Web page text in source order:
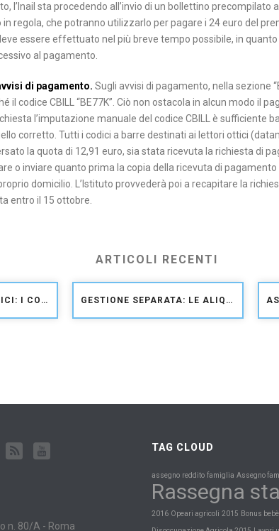
l’Inail sta procedendo all’invio di un bollettino precompilato
regola, che potranno utilizzarlo per pagare i 24 euro del
essere effettuato nel più breve tempo possibile, in
al pagamento.
di pagamento. Sugli avvisi di pagamento, nella sezione
il codice CBILL “BE77K”. Ciò non ostacola in alcun modo il
l’imputazione manuale del codice CBILL è sufficiente
corretto. Tutti i codici a barre destinati ai lettori ottici
la quota di 12,91 euro, sia stata ricevuta la richiesta di
o inviare quanto prima la copia della ricevuta di
domicilio. L’Istituto provvederà poi a recapitare la
entro il 15 ottobre.
ARTICOLI RECENTI
LAVORATORI DOMESTICI: I CONTRIBUTI DOVUTI PER IL 2026 GESTIONE SEPARATA: LE ALIQUOTE CONTRIBUTIVE PER IL 2026
n. 80/A - Roma
TAG CLOUD
assegno reddito famiglia Assegno
Rassegna
2016 Opeari agricoli 2015 Bonus bebè